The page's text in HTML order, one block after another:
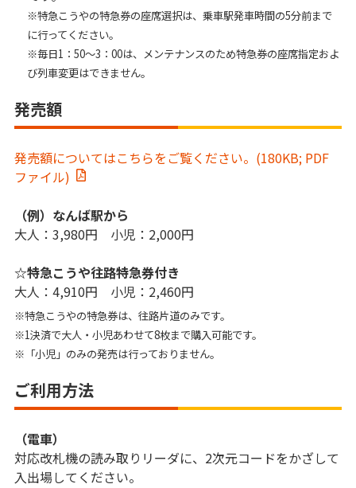
※特急こうやの特急券の座席選択は、乗車駅発車時間の5分前まで
に行ってください。
※毎日1：50～3：00は、メンテナンスのため特急券の座席指定およ
び列車変更はできません。
発売額
発売額についてはこちらをご覧ください。(180KB; PDF
ファイル)
（例）なんば駅から
大人：3,980円 小児：2,000円
☆特急こうや往路特急券付き
大人：4,910円 小児：2,460円
※特急こうやの特急券は、往路片道のみです。
※1決済で大人・小児あわせて8枚まで購入可能です。
※「小児」のみの発売は行っておりません。
ご利用方法
（電車）
対応改札機の読み取りリーダに、2次元コードをかざして
入出場してください。